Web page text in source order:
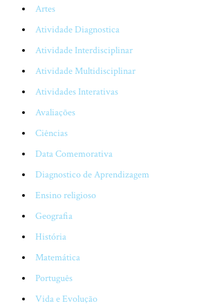
Artes
Atividade Diagnostica
Atividade Interdisciplinar
Atividade Multidisciplinar
Atividades Interativas
Avaliações
Ciências
Data Comemorativa
Diagnostico de Aprendizagem
Ensino religioso
Geografia
História
Matemática
Português
Vida e Evolução